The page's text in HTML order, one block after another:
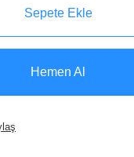
Sepete Ekle
Hemen Al